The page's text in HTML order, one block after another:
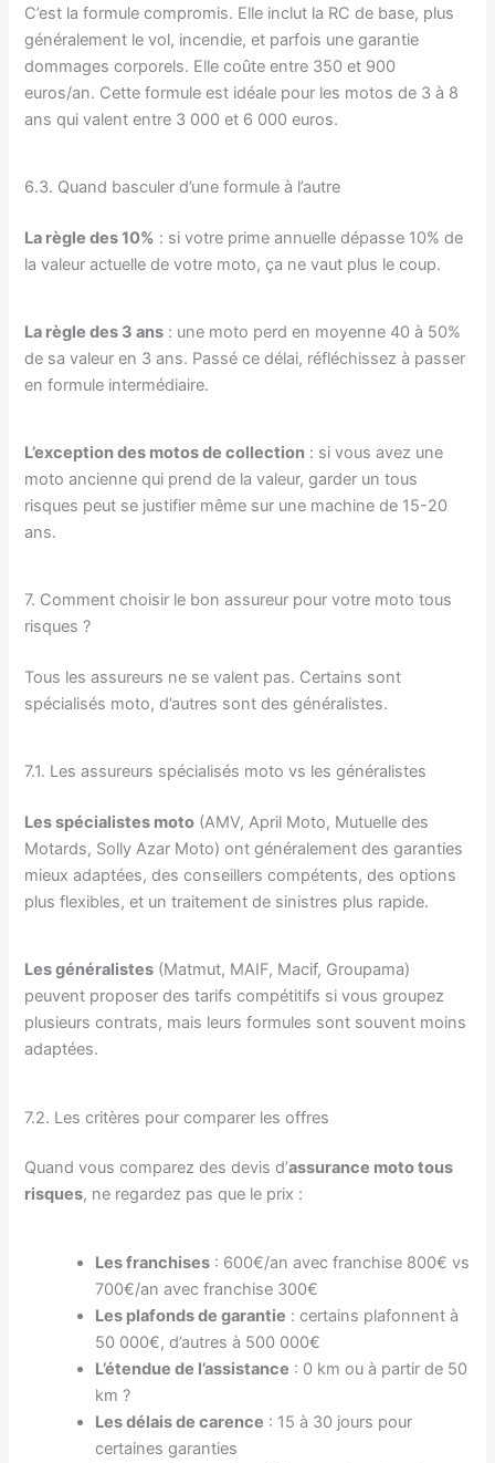
C’est la formule compromis. Elle inclut la RC de base, plus
généralement le vol, incendie, et parfois une garantie
dommages corporels. Elle coûte entre 350 et 900
euros/an. Cette formule est idéale pour les motos de 3 à 8
ans qui valent entre 3 000 et 6 000 euros.
6.3. Quand basculer d’une formule à l’autre
La règle des 10% : si votre prime annuelle dépasse 10% de
la valeur actuelle de votre moto, ça ne vaut plus le coup.
La règle des 3 ans : une moto perd en moyenne 40 à 50%
de sa valeur en 3 ans. Passé ce délai, réfléchissez à passer
en formule intermédiaire.
L’exception des motos de collection : si vous avez une
moto ancienne qui prend de la valeur, garder un tous
risques peut se justifier même sur une machine de 15-20
ans.
7. Comment choisir le bon assureur pour votre moto tous
risques ?
Tous les assureurs ne se valent pas. Certains sont
spécialisés moto, d’autres sont des généralistes.
7.1. Les assureurs spécialisés moto vs les généralistes
Les spécialistes moto (AMV, April Moto, Mutuelle des
Motards, Solly Azar Moto) ont généralement des garanties
mieux adaptées, des conseillers compétents, des options
plus flexibles, et un traitement de sinistres plus rapide.
Les généralistes (Matmut, MAIF, Macif, Groupama)
peuvent proposer des tarifs compétitifs si vous groupez
plusieurs contrats, mais leurs formules sont souvent moins
adaptées.
7.2. Les critères pour comparer les offres
Quand vous comparez des devis d’assurance moto tous
risques, ne regardez pas que le prix :
Les franchises : 600€/an avec franchise 800€ vs
700€/an avec franchise 300€
Les plafonds de garantie : certains plafonnent à
50 000€, d’autres à 500 000€
L’étendue de l’assistance : 0 km ou à partir de 50
km ?
Les délais de carence : 15 à 30 jours pour
certaines garanties